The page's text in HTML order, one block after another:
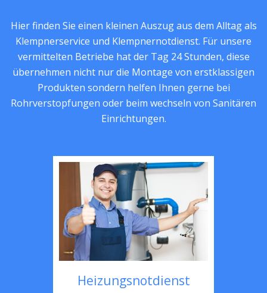
Hier finden Sie einen kleinen Auszug aus dem Alltag als
Klempnerservice und Klempnernotdienst. Für unsere
vermittelten Betriebe hat der Tag 24 Stunden, diese
übernehmen nicht nur die Montage von erstklassigen
Produkten sondern helfen Ihnen gerne bei
Rohrverstopfungen oder beim wechseln von Sanitären
Einrichtungen.
Heizungsnotdienst